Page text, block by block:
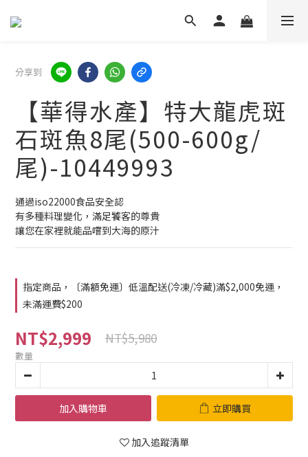
分享到
【華得水產】特大龍虎斑
石斑魚8尾(500-600g/
尾)-10449993
通過iso22000食品安全認
有多種料理變化，滿足饕客的尊貴
讓您在家裡就能品嚐到大海的原汁
指定商品，〔滿額免運〕低溫配送(冷凍/冷藏)滿$2,000免運，
未滿運費$200
NT$2,999 NT$5,980
數量
加入購物車 立即購買
加入追蹤清單